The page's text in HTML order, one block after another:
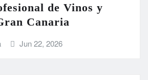
de Vinos y
Canaria
Jun 22, 2026